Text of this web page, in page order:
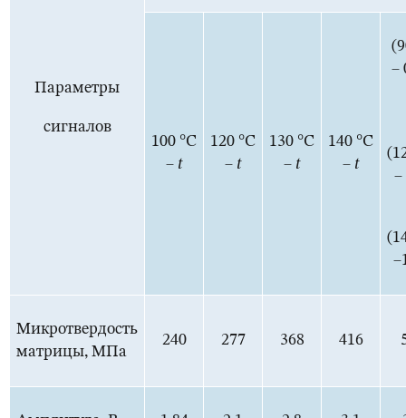
Параметры
сигналов
100 °С
– t
120 °С
– t
130 °С
– t
140 °С
– t
–
–
Микротвердость
матрицы, МПа
240 277 368 416